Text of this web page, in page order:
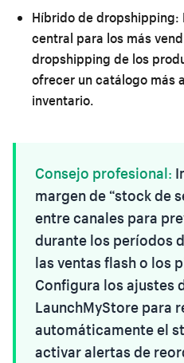
Híbrido de dropshipping:
central para los más
dropshipping de los
ofrecer un catálogo más
inventario.
Consejo profesional:
margen de “stock de
entre canales para
durante los períodos
las ventas flash o los
Configura los ajustes
LaunchMyStore para
automáticamente el
activar alertas de